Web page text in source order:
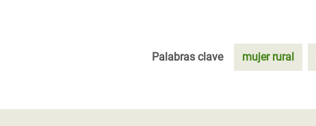
Palabras clave mujer rural